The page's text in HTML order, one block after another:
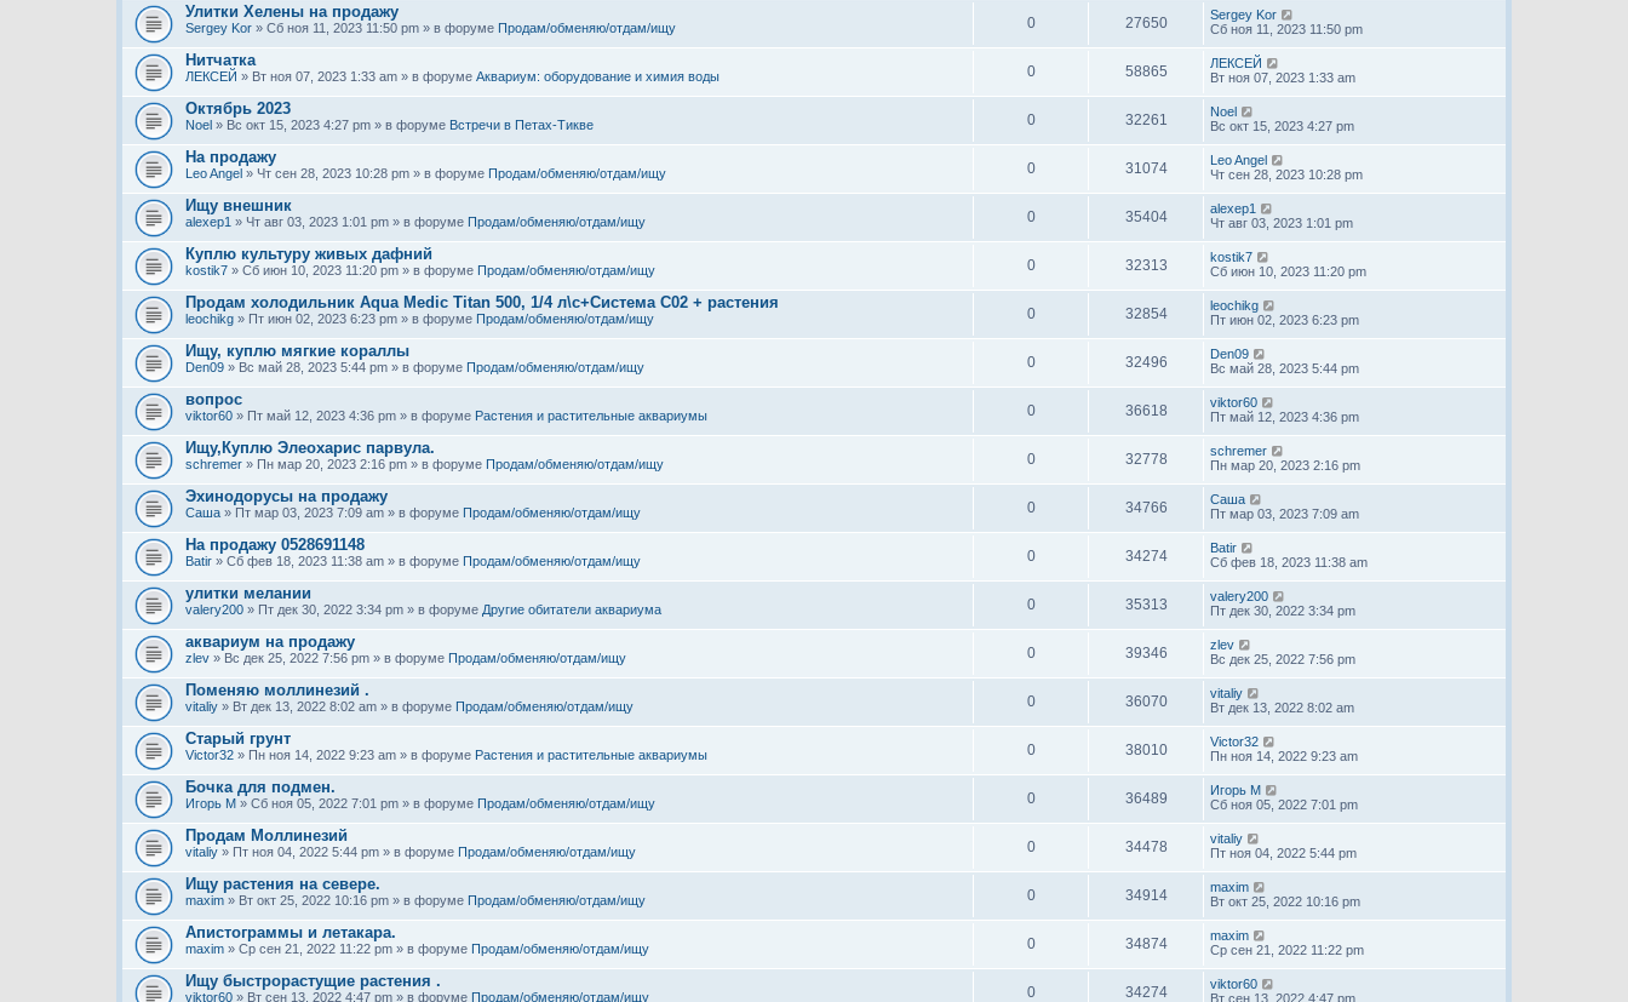
Улитки Хелены на продажу
Sergey Kor » Сб ноя 11, 2023 11:50 pm » в форуме Продам/обменяю/отдам/ищу 0 27650
Sergey Kor
Сб ноя 11, 2023 11:50 pm
Нитчатка
ЛЕКСЕЙ » Вт ноя 07, 2023 1:33 am » в форуме Аквариум: оборудование и химия воды 0 58865
ЛЕКСЕЙ
Вт ноя 07, 2023 1:33 am
Октябрь 2023
Noel » Вс окт 15, 2023 4:27 pm » в форуме Встречи в Петах-Тикве 0 32261
Noel
Вс окт 15, 2023 4:27 pm
На продажу
Leo Angel » Чт сен 28, 2023 10:28 pm » в форуме Продам/обменяю/отдам/ищу 0 31074
Leo Angel
Чт сен 28, 2023 10:28 pm
Ищу внешник
alexep1 » Чт авг 03, 2023 1:01 pm » в форуме Продам/обменяю/отдам/ищу 0 35404
alexep1
Чт авг 03, 2023 1:01 pm
Куплю культуру живых дафний
kostik7 » Сб июн 10, 2023 11:20 pm » в форуме Продам/обменяю/отдам/ищу 0 32313
kostik7
Сб июн 10, 2023 11:20 pm
Продам холодильник Aqua Medic Titan 500, 1/4 л\с+Система С02 + растения
leochikg » Пт июн 02, 2023 6:23 pm » в форуме Продам/обменяю/отдам/ищу 0 32854
leochikg
Пт июн 02, 2023 6:23 pm
Ищу, куплю мягкие кораллы
Den09 » Вс май 28, 2023 5:44 pm » в форуме Продам/обменяю/отдам/ищу 0 32496
Den09
Вс май 28, 2023 5:44 pm
вопрос
viktor60 » Пт май 12, 2023 4:36 pm » в форуме Растения и растительные аквариумы 0 36618
viktor60
Пт май 12, 2023 4:36 pm
Ищу,Куплю Элеохарис парвула.
schremer » Пн мар 20, 2023 2:16 pm » в форуме Продам/обменяю/отдам/ищу 0 32778
schremer
Пн мар 20, 2023 2:16 pm
Эхинодорусы на продажу
Саша » Пт мар 03, 2023 7:09 am » в форуме Продам/обменяю/отдам/ищу 0 34766
Саша
Пт мар 03, 2023 7:09 am
На продажу 0528691148
Batir » Сб фев 18, 2023 11:38 am » в форуме Продам/обменяю/отдам/ищу 0 34274
Batir
Сб фев 18, 2023 11:38 am
улитки мелании
valery200 » Пт дек 30, 2022 3:34 pm » в форуме Другие обитатели аквариума 0 35313
valery200
Пт дек 30, 2022 3:34 pm
аквариум на продажу
zlev » Вс дек 25, 2022 7:56 pm » в форуме Продам/обменяю/отдам/ищу 0 39346
zlev
Вс дек 25, 2022 7:56 pm
Поменяю моллинезий .
vitaliy » Вт дек 13, 2022 8:02 am » в форуме Продам/обменяю/отдам/ищу 0 36070
vitaliy
Вт дек 13, 2022 8:02 am
Старый грунт
Victor32 » Пн ноя 14, 2022 9:23 am » в форуме Растения и растительные аквариумы 0 38010
Victor32
Пн ноя 14, 2022 9:23 am
Бочка для подмен.
Игорь М » Сб ноя 05, 2022 7:01 pm » в форуме Продам/обменяю/отдам/ищу 0 36489
Игорь М
Сб ноя 05, 2022 7:01 pm
Продам Моллинезий
vitaliy » Пт ноя 04, 2022 5:44 pm » в форуме Продам/обменяю/отдам/ищу 0 34478
vitaliy
Пт ноя 04, 2022 5:44 pm
Ищу растения на севере.
maxim » Вт окт 25, 2022 10:16 pm » в форуме Продам/обменяю/отдам/ищу 0 34914
maxim
Вт окт 25, 2022 10:16 pm
Апистограммы и летакара.
maxim » Ср сен 21, 2022 11:22 pm » в форуме Продам/обменяю/отдам/ищу 0 34874
maxim
Ср сен 21, 2022 11:22 pm
Ищу быстрорастущие растения .
viktor60 » Вт сен 13, 2022 4:47 pm » в форуме Продам/обменяю/отдам/ищу 0 34274
viktor60
Вт сен 13, 2022 4:47 pm